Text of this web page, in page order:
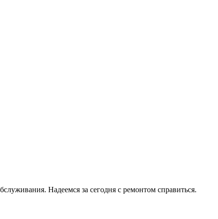
Надеемся за сегодня с ремонтом справиться.